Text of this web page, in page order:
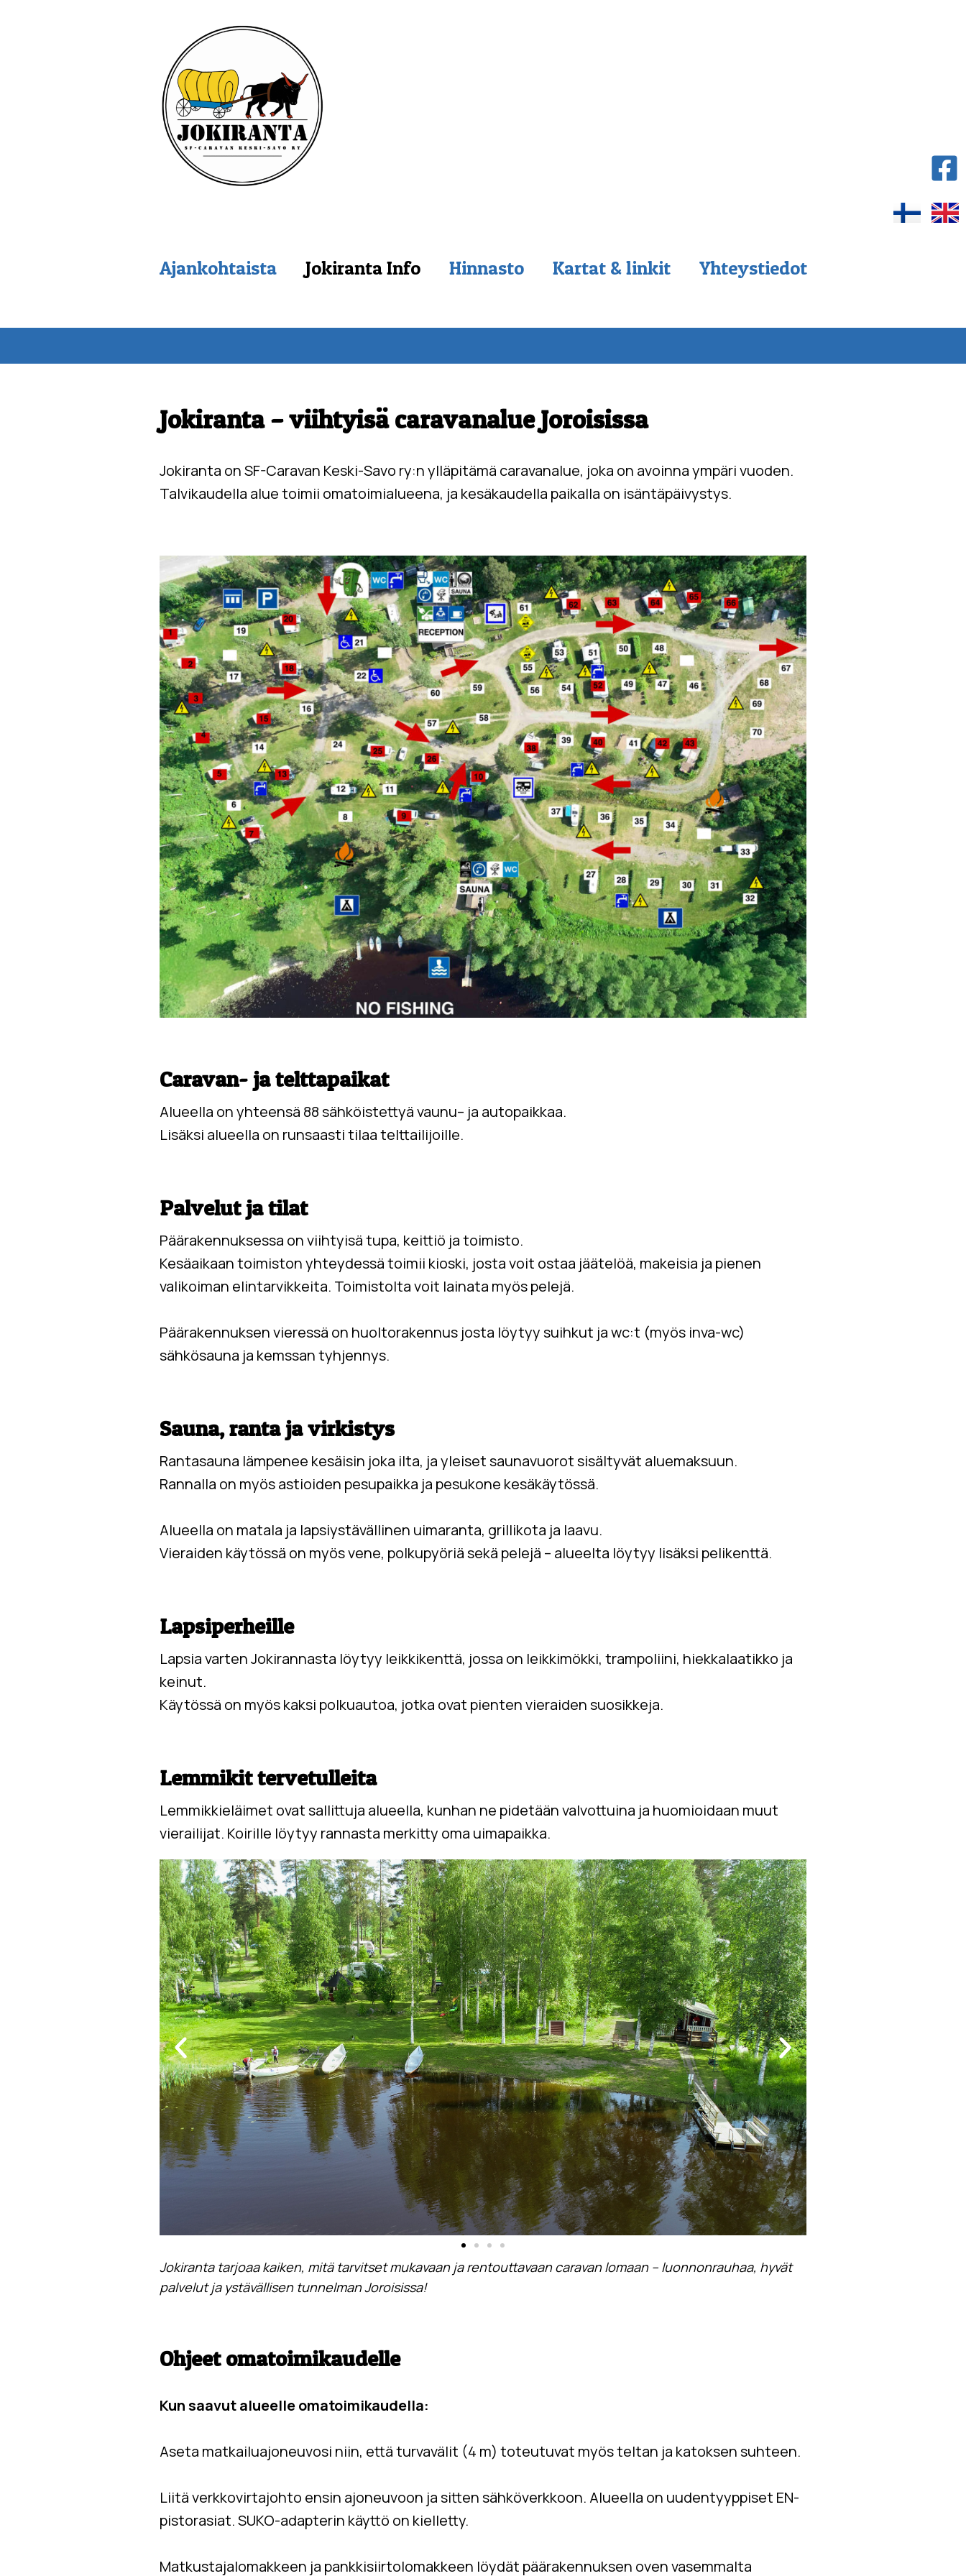
Ajankohtaista Jokiranta Info Hinnasto Kartat & linkit Yhteystiedot
Jokiranta – viihtyisä caravanalue Joroisissa
Jokiranta on SF-Caravan Keski-Savo ry:n ylläpitämä caravanalue, joka on avoinna ympäri vuoden.
Talvikaudella alue toimii omatoimialueena, ja kesäkaudella paikalla on isäntäpäivystys.
Caravan- ja telttapaikat
Alueella onyhteensä 88sähköistettyävaunu– ja autopaikkaa.
Lisäksi alueella on runsaastitilaatelttailijoille.
Palvelut ja tilat
Päärakennuksessa on viihtyisä tupa, keittiö ja toimisto.
Kesäaikaan toimiston yhteydessä toimii kioski, josta voit ostaa jäätelöä, makeisia ja pienen
valikoiman elintarvikkeita. Toimistoltavoit lainata myöspelejä.
Päärakennuksen vieressä on huoltorakennus josta löytyysuihkut ja wc:t (myös inva-wc)
sähkösauna ja kemssan tyhjennys.
Sauna, ranta ja virkistys
Rantasauna lämpenee kesäisin joka ilta, ja yleiset saunavuorot sisältyvät aluemaksuun.
Rannalla on myös astioiden pesupaikka ja pesukone kesäkäytössä.
Alueella on matala ja lapsiystävällinen uimaranta, grillikota ja laavu.
Vieraiden käytössä on myös vene, polkupyöriä sekä pelejä – alueelta löytyy lisäksi pelikenttä.
Lapsiperheille
Lapsia varten Jokirannasta löytyy leikkikenttä, jossa on leikkimökki, trampoliini, hiekkalaatikko ja
keinut.
Käytössä on myös kaksi polkuautoa, jotka ovat pienten vieraiden suosikkeja.
Lemmikit tervetulleita
Lemmikkieläimet ovat sallittuja alueella, kunhan ne pidetään valvottuina ja huomioidaan muut
vierailijat. Koirille löytyy rannasta merkitty oma uimapaikka.
Jokiranta tarjoaa kaiken, mitä tarvitset mukavaan ja rentouttavaan caravan lomaan – luonnonrauhaa, hyvät
palvelut ja ystävällisen tunnelman Joroisissa!
Ohjeet omatoimikaudelle
Kun saavut alueelle omatoimikaudella:
Aseta matkailuajoneuvosi niin, että turvavälit (4 m) toteutuvat myös teltan ja katoksen suhteen.
Liitä verkkovirtajohto ensin ajoneuvoon ja sitten sähköverkkoon. Alueella on uudentyyppiset EN-
pistorasiat. SUKO-adapterin käyttö on kielletty.
Matkustajalomakkeen ja pankkisiirtolomakkeen löydät päärakennuksen oven vasemmalta